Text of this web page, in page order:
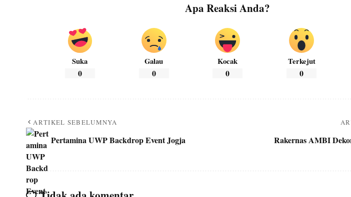
Apa Reaksi Anda?
Suka
0
Galau
0
Kocak
0
Terkejut
0
ARTIKEL SEBELUMNYA
Pertamina UWP Backdrop Event Jogja Rakernas AMBI